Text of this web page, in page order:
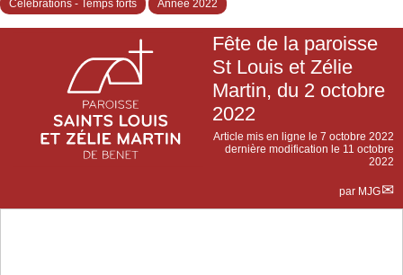
Célébrations - Temps forts
Année 2022
Fête de la paroisse
St Louis et Zélie
Martin, du 2 octobre
2022
Article mis en ligne le 7 octobre 2022
dernière modification le 11 octobre
2022
par MJG